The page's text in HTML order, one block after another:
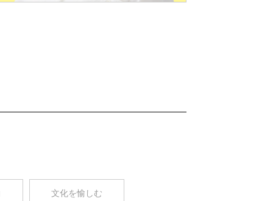
文化を愉しむ